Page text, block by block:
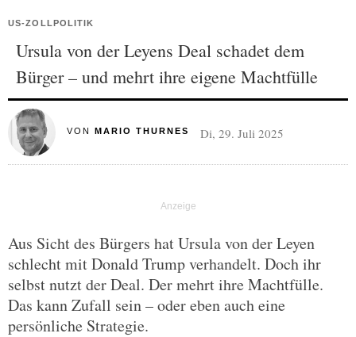
US-ZOLLPOLITIK
Ursula von der Leyens Deal schadet dem
Bürger – und mehrt ihre eigene Machtfülle
VON MARIO THURNES Di, 29. Juli 2025
Aus Sicht des Bürgers hat Ursula von der Leyen
schlecht mit Donald Trump verhandelt. Doch ihr
selbst nutzt der Deal. Der mehrt ihre Machtfülle.
Das kann Zufall sein – oder eben auch eine
persönliche Strategie.